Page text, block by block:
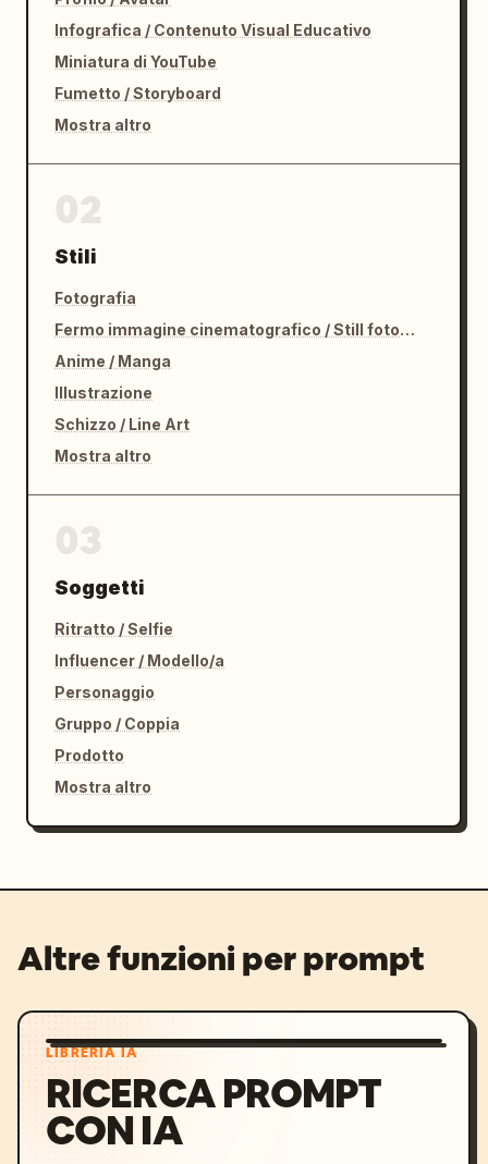
Infografica / Contenuto Visual Educativo
Miniatura di YouTube
Fumetto / Storyboard
Mostra altro
Stili
Fotografia
Fermo immagine cinematografico / Still fotografico
Anime / Manga
Illustrazione
Schizzo / Line Art
Mostra altro
Soggetti
Ritratto / Selfie
Influencer / Modello/a
Personaggio
Gruppo / Coppia
Prodotto
Mostra altro
Altre funzioni per prompt
LIBRERIA IA
RICERCA PROMPT
CON IA